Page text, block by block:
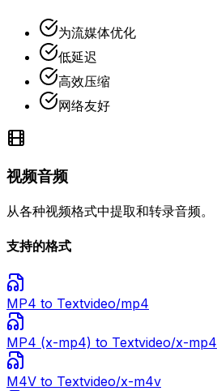
为流媒体优化
低延迟
高效压缩
网络友好
视频音频
从各种视频格式中提取和转录音频。
支持的格式
MP4 to Textvideo/mp4
MP4 (x-mp4) to Textvideo/x-mp4
M4V to Textvideo/x-m4v